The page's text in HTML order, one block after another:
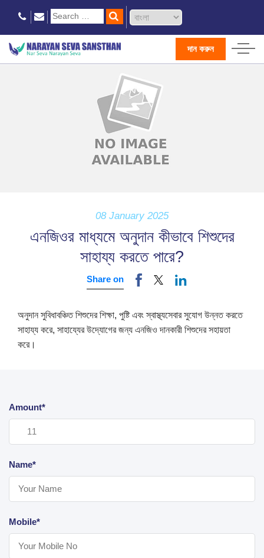
দান করুন
08 January 2025
এনজিওর মাধ্যমে অনুদান কীভাবে শিশুদের
সাহায্য করতে পারে?
Share on
অনুদান সুবিধাবঞ্চিত শিশুদের শিক্ষা, পুষ্টি এবং স্বাস্থ্যসেবার সুযোগ উন্নত করতে
সাহায্য করে, সাহায্যের উদ্যোগের জন্য এনজিও দানকারী শিশুদের সহায়তা
করে।
Amount*
Name*
Mobile*